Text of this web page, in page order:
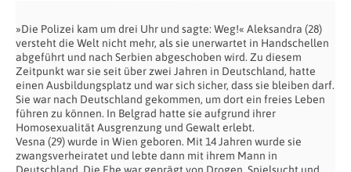
»Die Polizei kam um drei Uhr und sagte: Weg!« Aleksandra (28)
versteht die Welt nicht mehr, als sie unerwartet in Handschellen
abgeführt und nach Serbien abgeschoben wird. Zu diesem
Zeitpunkt war sie seit über zwei Jahren in Deutschland, hatte
einen Ausbildungsplatz und war sich sicher, dass sie bleiben darf.
Sie war nach Deutschland gekommen, um dort ein freies Leben
führen zu können. In Belgrad hatte sie aufgrund ihrer
Homosexualität Ausgrenzung und Gewalt erlebt.
Vesna (29) wurde in Wien geboren. Mit 14 Jahren wurde sie
zwangsverheiratet und lebte dann mit ihrem Mann in
Deutschland. Die Ehe war geprägt von Drogen, Spielsucht und